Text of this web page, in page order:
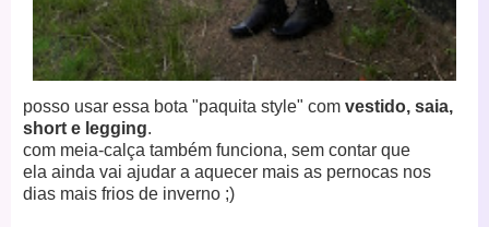
posso usar essa bota "paquita style" com vestido, saia,
short e legging.
com meia-calça também funciona, sem contar que
ela ainda vai ajudar a aquecer mais as pernocas nos
dias mais frios de inverno ;)